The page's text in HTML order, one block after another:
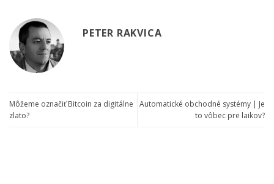
PETER RAKVICA
Môžeme označiť Bitcoin za digitálne
zlato?
Automatické obchodné systémy | Je
to vôbec pre laikov?